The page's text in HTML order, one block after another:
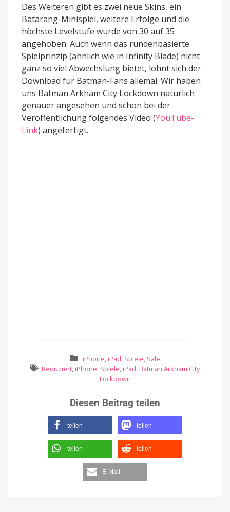
Des Weiteren gibt es zwei neue Skins, ein
Batarang-Minispiel, weitere Erfolge und die
höchste Levelstufe wurde von 30 auf 35
angehoben. Auch wenn das rundenbasierte
Spielprinzip (ähnlich wie in Infinity Blade) nicht
ganz so viel Abwechslung bietet, lohnt sich der
Download für Batman-Fans allemal. Wir haben
uns Batman Arkham City Lockdown natürlich
genauer angesehen und schon bei der
Veröffentlichung folgendes Video (YouTube-
Link) angefertigt.
iPhone, iPad, Spiele, Sale
Reduziert, iPhone, Spiele, iPad, Batman Arkham City
Lockdown
Diesen Beitrag teilen
teilen teilen
teilen teilen
E-Mail